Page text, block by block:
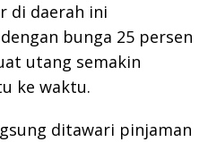
di daerah ini
bunga 25 persen
utang semakin
ke waktu.
ditawari pinjaman